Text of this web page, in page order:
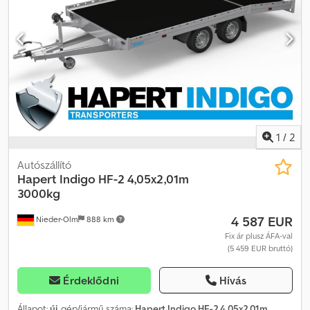
mm magas alumínium oldalfalak beépített zárakkal Lehajtható
homlokfal Vonóhorgok az alvázon 195/50R13 C gumik fekete
felnivel Járműpapírokkal együtt Opcionális tartozékok és
felszereltség ehhez az utánfutóhoz: - Alul, a plató alatt integrált
alumínium rámpák - Hátsó támasztók - Elülső rács hosszú anyagok
szállításához - 100 km/h engedély lengéscsillapítóval -
Rögzítősínek, lehorgonyzó sínek, további rakományrögzítés,
elválasztó rúd, spanifer stb. - Az új utánfutó forgalomba helyezése
a közlekedési hatóságnál
1 / 2
Nieder-Olm 888 km
Autószállító
Hapert Indigo HF-2 4,05x2,01m
3000kg
4 587 EUR
Fix ár plusz ÁFA-val
(5 459 EUR bruttó)
Érdeklődni Hívás